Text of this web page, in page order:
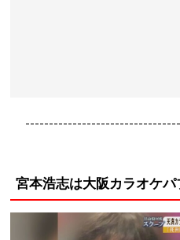
宮本浩志は大阪カラオケ